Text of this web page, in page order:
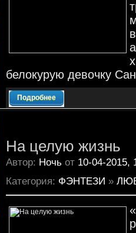
белокурую девочку
Подробнее
На целую жизнь
Автор: Ночь от 10-04-2015,
Категория: ФЭНТЕЗИ »